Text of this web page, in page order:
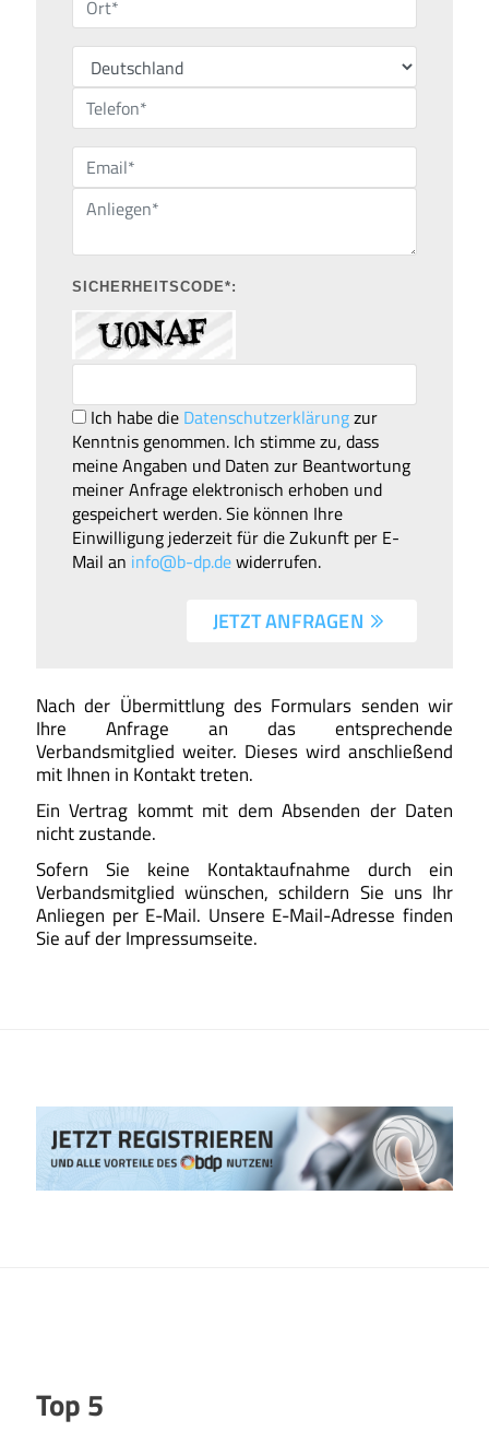
SICHERHEITSCODE*:
Ich habe die Datenschutzerklärungzur
Kenntnis genommen. Ich stimme zu, dass
meine Angaben und Daten zur Beantwortung
meiner Anfrage elektronisch erhoben und
gespeichert werden. Sie können Ihre
Einwilligung jederzeit für die Zukunft per E-
Mail an info@b-dp.dewiderrufen.
JETZT ANFRAGEN
Nach der Übermittlung des Formulars senden wir
Ihre Anfrage an das entsprechende
Verbandsmitglied weiter. Dieses wird anschließend
mit Ihnen in Kontakt treten.
Ein Vertrag kommt mit dem Absenden der Daten
nicht zustande.
Sofern Sie keine Kontaktaufnahme durch ein
Verbandsmitglied wünschen, schildern Sie uns Ihr
Anliegen per E-Mail. Unsere E-Mail-Adresse finden
Sie auf der Impressumseite.
Top 5